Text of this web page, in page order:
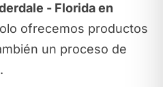
- Florida en
ofrecemos productos
un proceso de